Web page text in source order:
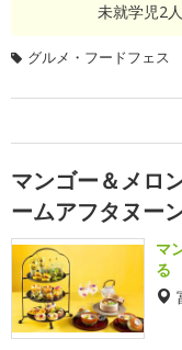
未就学児2
グルメ・フードフェス
マンゴー＆メロ
ームアフタヌー
マ
る